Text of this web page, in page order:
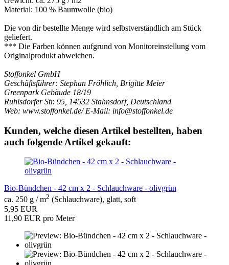
Material: 100 % Baumwolle (bio)
Die von dir bestellte Menge wird selbstverständlich am Stück
geliefert.
*** Die Farben können aufgrund von Monitoreinstellung vom
Originalprodukt abweichen.
Stoffonkel GmbH
Geschäftsführer: Stephan Fröhlich, Brigitte Meier
Greenpark Gebäude 18/19
Ruhlsdorfer Str. 95, 14532 Stahnsdorf, Deutschland
Web: www.stoffonkel.de/ E-Mail: info@stoffonkel.de
Kunden, welche diesen Artikel bestellten, haben
auch folgende Artikel gekauft:
Bio-Bündchen - 42 cm x 2 - Schlauchware - olivgrün
ca. 250 g / m2 (Schlauchware), glatt, soft
5,95 EUR
11,90 EUR pro Meter